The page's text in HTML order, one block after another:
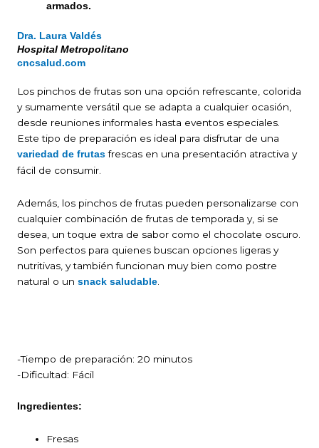
armados.
Dra. Laura Valdés
Hospital Metropolitano
cncsalud.com
Los pinchos de frutas son una opción refrescante, colorida
y sumamente versátil que se adapta a cualquier ocasión,
desde reuniones informales hasta eventos especiales.
Este tipo de preparación es ideal para disfrutar de una
variedad de frutas frescas en una presentación atractiva y
fácil de consumir.
Además, los pinchos de frutas pueden personalizarse con
cualquier combinación de frutas de temporada y, si se
desea, un toque extra de sabor como el chocolate oscuro.
Son perfectos para quienes buscan opciones ligeras y
nutritivas, y también funcionan muy bien como postre
natural o un snack saludable
-Tiempo de preparación: 20 minutos
-Dificultad: Fácil
Ingredientes:
Fresas